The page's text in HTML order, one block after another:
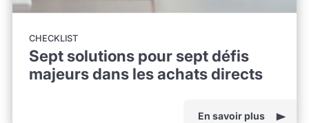
CHECKLIST
Sept solutions pour sept défis
majeurs dans les achats directs
En savoir plus